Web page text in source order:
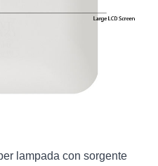
lampada con sorgente